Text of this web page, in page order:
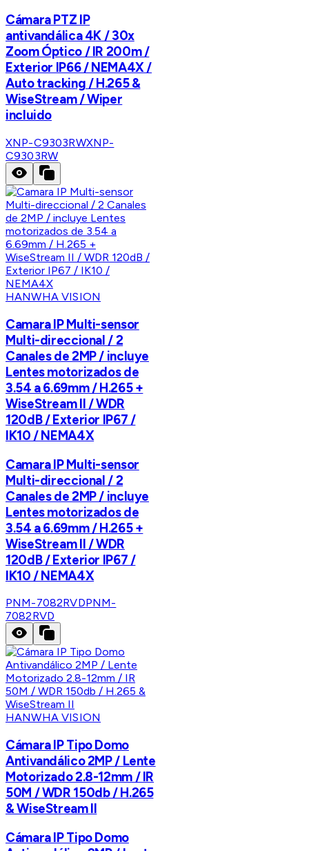
Cámara PTZ IP
antivandálica 4K / 30x
Zoom Óptico / IR 200m /
Exterior IP66 / NEMA4X /
Auto tracking / H.265 &
WiseStream / Wiper
incluido
XNP-C9303RWXNP-
C9303RW
HANWHA VISION
Camara IP Multi-sensor
Multi-direccional / 2
Canales de 2MP / incluye
Lentes motorizados de
3.54 a 6.69mm / H.265 +
WiseStream II / WDR
120dB / Exterior IP67 /
IK10 / NEMA4X
Camara IP Multi-sensor
Multi-direccional / 2
Canales de 2MP / incluye
Lentes motorizados de
3.54 a 6.69mm / H.265 +
WiseStream II / WDR
120dB / Exterior IP67 /
IK10 / NEMA4X
PNM-7082RVDPNM-
7082RVD
HANWHA VISION
Cámara IP Tipo Domo
Antivandálico 2MP / Lente
Motorizado 2.8-12mm / IR
50M / WDR 150db / H.265
& WiseStream II
Cámara IP Tipo Domo